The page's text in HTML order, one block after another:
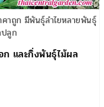
คาถูก มีพันธุ์ลำไยหลายพันธุ์
ปลูก
ก และกิ่งพันธุ์ไม้ผล